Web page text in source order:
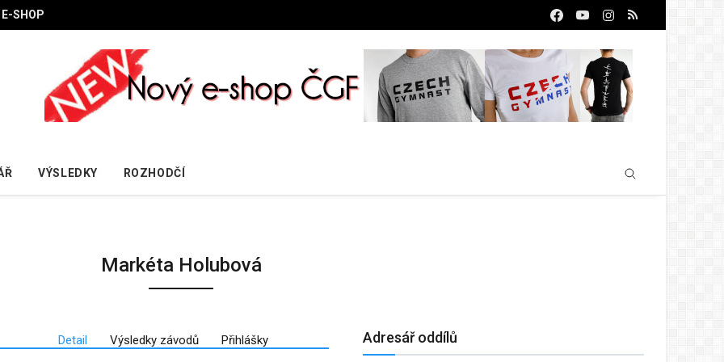
E-SHOP
VÝSLEDKY ROZHODČÍ
Markéta Holubová
Detail Výsledky závodů Přihlášky Adresář oddílů